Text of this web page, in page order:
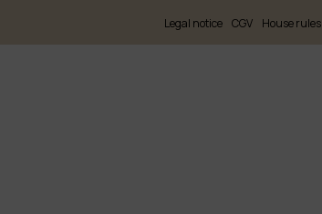
Legal notice CGV House rules